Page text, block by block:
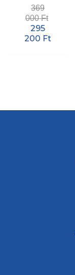
369
000Ft
295
200 Ft